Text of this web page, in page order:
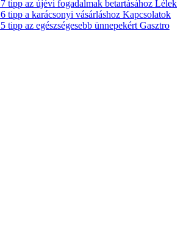
7 tipp az újévi fogadalmak betartásához Lélek
6 tipp a karácsonyi vásárláshoz Kapcsolatok
5 tipp az egészségesebb ünnepekért Gasztro